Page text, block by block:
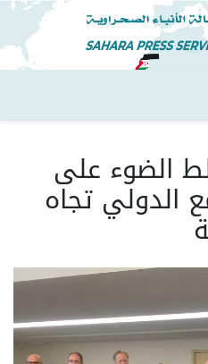
تجاوز
إلى
المحتوى
الرئيسي
الضوء على
الدولي تجاه